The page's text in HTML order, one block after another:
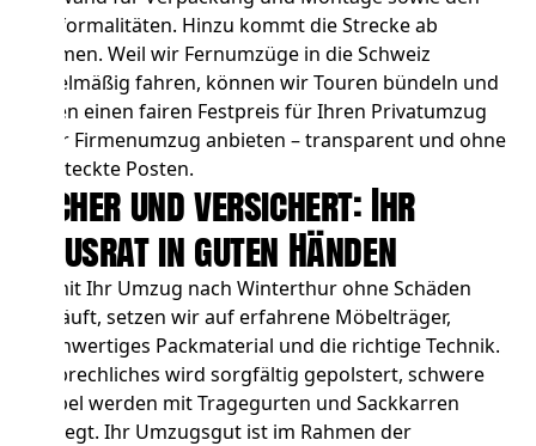
Zollformalitäten. Hinzu kommt die Strecke ab
Bremen. Weil wir Fernumzüge in die Schweiz
regelmäßig fahren, können wir Touren bündeln und
Ihnen einen fairen Festpreis für Ihren Privatumzug
oder Firmenumzug anbieten – transparent und ohne
versteckte Posten.
Sicher und versichert: Ihr
Hausrat in guten Händen
Damit Ihr Umzug nach Winterthur ohne Schäden
verläuft, setzen wir auf erfahrene Möbelträger,
hochwertiges Packmaterial und die richtige Technik.
Zerbrechliches wird sorgfältig gepolstert, schwere
Möbel werden mit Tragegurten und Sackkarren
bewegt. Ihr Umzugsgut ist im Rahmen der